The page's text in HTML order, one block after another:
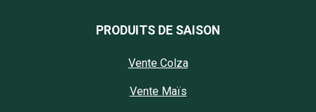
PRODUITS DE SAISON
Vente Colza
Vente Maïs